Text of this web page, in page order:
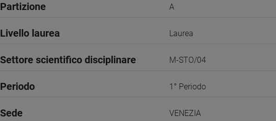
Partizione A
Livello laurea Laurea
Settore scientifico disciplinare M-STO/04
Periodo 1° Periodo
Sede VENEZIA